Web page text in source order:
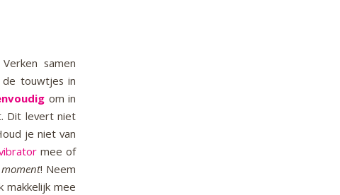
samen
touwtjes in
om in
Dit levert niet
je niet van
mee of
! Neem
makkelijk mee